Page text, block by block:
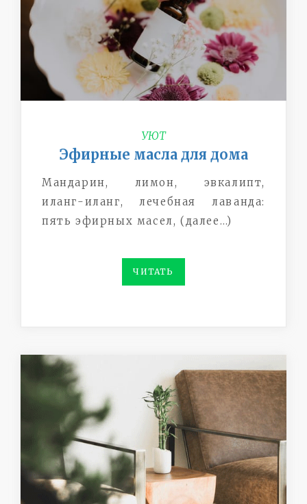
УЮТ
Эфирные масла для дома
Мандарин, лимон, эвкалипт,
иланг-иланг, лечебная лаванда:
пять эфирных масел, (далее…)
ЧИТАТЬ